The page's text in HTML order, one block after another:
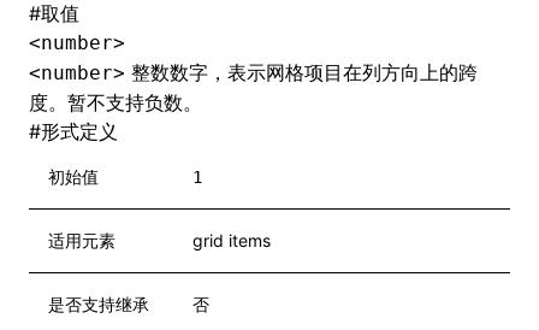
#取值
<number>
<number> 整数数字，表示网格项目在列方向上的跨
度。暂不支持负数。
#形式定义
初始值 1
适用元素 grid items
是否支持继承 否